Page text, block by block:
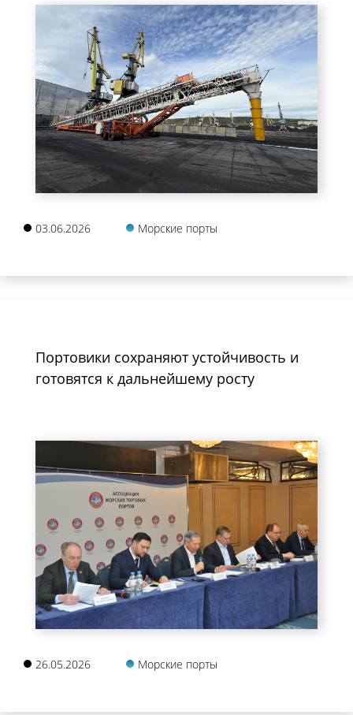
03.06.2026 Морские порты
Портовики сохраняют устойчивость и
готовятся к дальнейшему росту
26.05.2026 Морские порты